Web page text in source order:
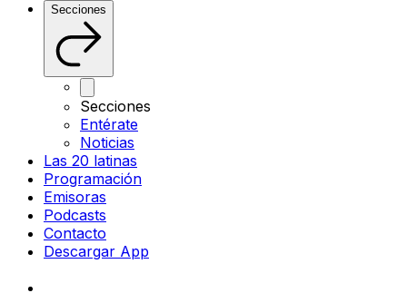
Secciones
Secciones
Entérate
Noticias
Las 20 latinas
Programación
Emisoras
Podcasts
Contacto
Descargar App